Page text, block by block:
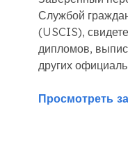
Службой
(USCIS),
дипломов,
других
Просмотреть